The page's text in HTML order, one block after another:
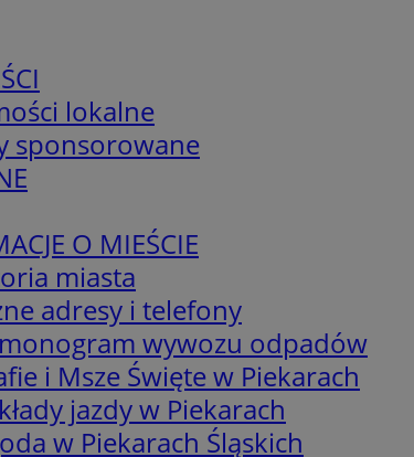
lokalne
sponsorowane
O MIEŚCIE
miasta
adresy i telefony
wywozu odpadów
i Msze Święte w Piekarach
jazdy w Piekarach
w Piekarach Śląskich